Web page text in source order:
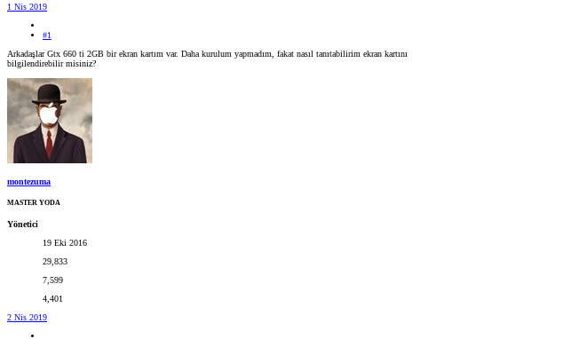
1 Nis 2019
#1
Arkadaşlar Gtx 660 ti 2GB bir ekran kartım var. Daha kurulum yapmadım, fakat nasıl tanıtabilirim ekran kartını
bilgilendirebilir misiniz?
montezuma
MASTER YODA
Yönetici
19 Eki 2016
29,833
7,599
4,401
2 Nis 2019